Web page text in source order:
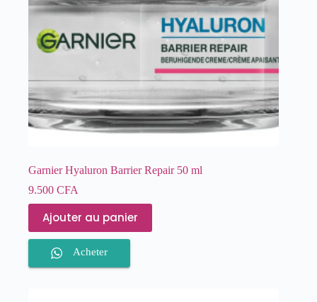
Garnier Hyaluron Barrier Repair 50 ml
9.500 CFA
Ajouter au panier
Acheter